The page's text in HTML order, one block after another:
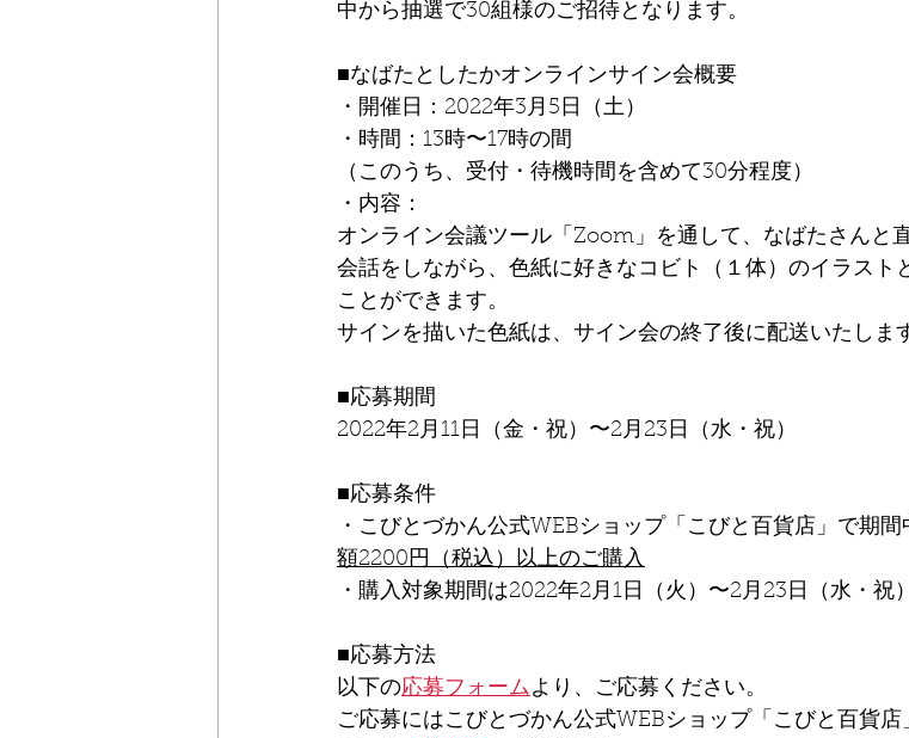
中から抽選で30組様のご招待となります。
■なばたとしたかオンラインサイン会概要
・開催日：2022年3月5日（土）
・時間：13時〜17時の間
（このうち、受付・待機時間を含めて30分程度）
・内容：
オンライン会議ツール「Zoom」を通して、なばたさんと
会話をしながら、色紙に好きなコビト（１体）のイラスト
ことができます。
サインを描いた色紙は、サイン会の終了後に配送いたしま
■応募期間
2022年2月11日（金・祝）〜2月23日（水・祝）
■応募条件
・こびとづかん公式WEBショップ「こびと百貨店」で期間
額2200円（税込）以上のご購入
・購入対象期間は2022年2月1日（火）〜2月23日（水・祝）
■応募方法
以下の応募フォームより、ご応募ください。
ご応募にはこびとづかん公式WEBショップ「こびと百貨